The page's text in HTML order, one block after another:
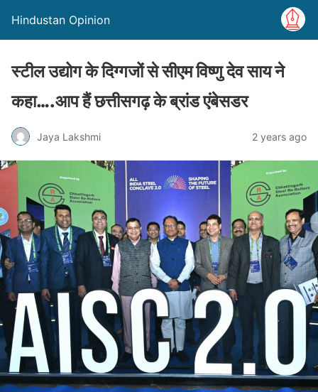
Hindustan Opinion
स्टील उद्योग के दिग्गजों से सीएम विष्णु देव साय ने
कहा….आप हैं छत्तीसगढ़ के ब्रांड एंबेसडर
Jaya Lakshmi 2 years ago